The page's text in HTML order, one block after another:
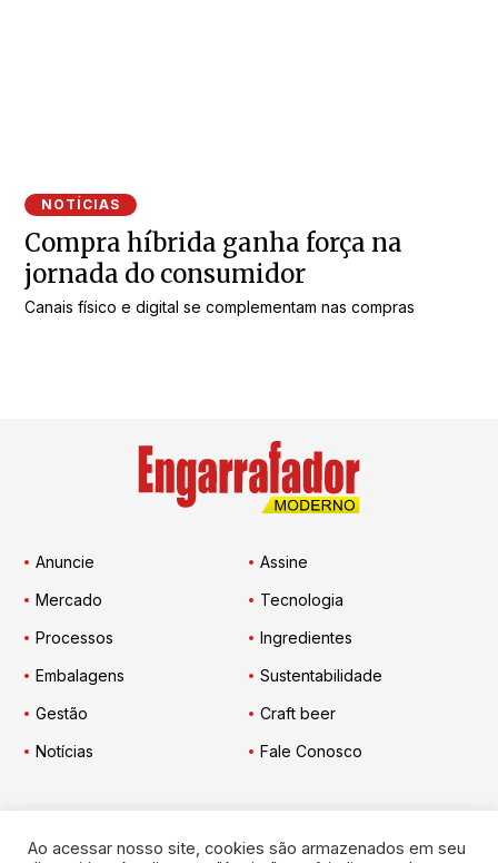
NOTÍCIAS
Compra híbrida ganha força na
jornada do consumidor
Canais físico e digital se complementam nas compras
Anuncie
Assine
Mercado
Tecnologia
Processos
Ingredientes
Embalagens
Sustentabilidade
Gestão
Craft beer
Notícias
Fale Conosco
Engarrafador Moderno nas Redes:
Ao acessar nosso site, cookies são armazenados em seu